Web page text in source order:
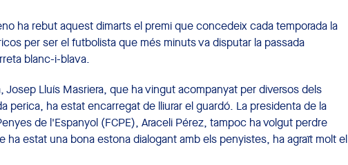
ha rebut aquest dimarts el premi que concedeix cada temporada la
per ser el futbolista que més minuts va disputar la passada
blanc-i-blava.
Josep Lluís Masriera, que ha vingut acompanyat per diversos dels
perica, ha estat encarregat de lliurar el guardó. La presidenta de la
de l'Espanyol (FCPE), Araceli Pérez, tampoc ha volgut perdre
ha estat una bona estona dialogant amb els penyistes, ha agraït molt el